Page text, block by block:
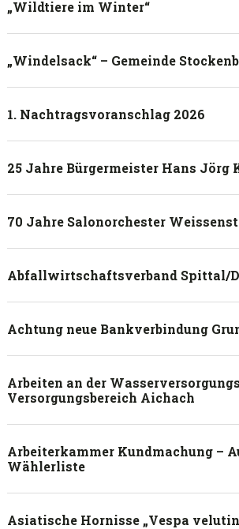
„Wildtiere im Winter“
„Windelsack“ – Gemeinde
1. Nachtragsvoranschlag 2026
25 Jahre Bürgermeister Hans Jörg
70 Jahre Salonorchester
Abfallwirtschaftsverband Spittal/
Achtung neue Bankverbindung
Arbeiten an der
Versorgungsbereich Aichach
Arbeiterkammer Kundmachung –
Wählerliste
Asiatische Hornisse „Vespa